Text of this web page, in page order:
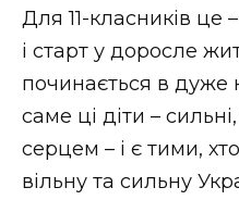
Для 11-класників
і старт у доросле
починається в дуже
саме ці діти –
серцем – і є тими,
вільну та сильну